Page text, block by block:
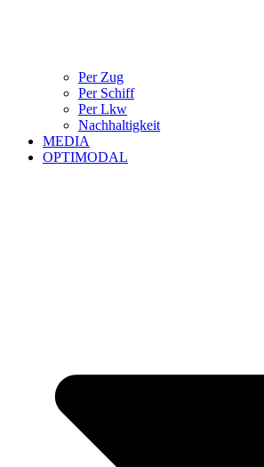
Per Zug
Per Schiff
Per Lkw
Nachhaltigkeit
MEDIA
OPTIMODAL